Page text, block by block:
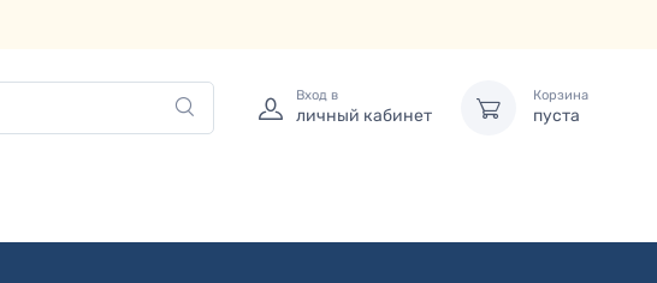
Вход в
личный кабинет
Корзина
пуста